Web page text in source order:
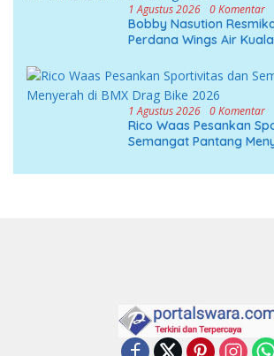
1 Agustus 2026 0 Komentar
Bobby Nasution
Perdana Wings Air Kualanamu–
1 Agustus 2026 0 Komentar
Rico Waas Pesankan
Semangat Pantang